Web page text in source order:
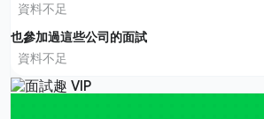
資料不足
也參加過這些公司的面試
資料不足